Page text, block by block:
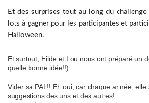
Et des surprises tout au long du
lots à gagner pour les participantes et
Halloween.
Et surtout, Hilde et Lou nous ont préparé un
quelle bonne idée!!):
Vider sa PAL!! Eh oui, car chaque année, elle
suggestions des uns et des autres!